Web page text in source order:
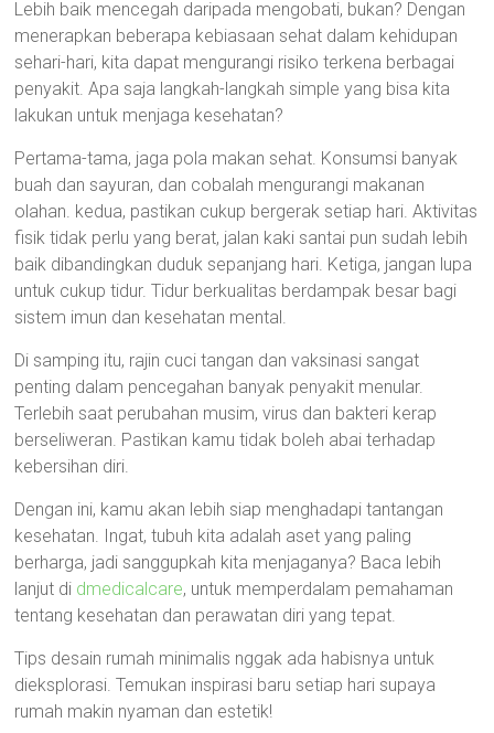
Lebih baik mencegah daripada mengobati, bukan? Dengan
menerapkan beberapa kebiasaan sehat dalam kehidupan
sehari-hari, kita dapat mengurangi risiko terkena berbagai
penyakit. Apa saja langkah-langkah simple yang bisa kita
lakukan untuk menjaga kesehatan?
Pertama-tama, jaga pola makan sehat. Konsumsi banyak
buah dan sayuran, dan cobalah mengurangi makanan
olahan. kedua, pastikan cukup bergerak setiap hari. Aktivitas
fisik tidak perlu yang berat, jalan kaki santai pun sudah lebih
baik dibandingkan duduk sepanjang hari. Ketiga, jangan lupa
untuk cukup tidur. Tidur berkualitas berdampak besar bagi
sistem imun dan kesehatan mental.
Di samping itu, rajin cuci tangan dan vaksinasi sangat
penting dalam pencegahan banyak penyakit menular.
Terlebih saat perubahan musim, virus dan bakteri kerap
berseliweran. Pastikan kamu tidak boleh abai terhadap
kebersihan diri.
Dengan ini, kamu akan lebih siap menghadapi tantangan
kesehatan. Ingat, tubuh kita adalah aset yang paling
berharga, jadi sanggupkah kita menjaganya? Baca lebih
lanjut di dmedicalcare, untuk memperdalam pemahaman
tentang kesehatan dan perawatan diri yang tepat.
Tips desain rumah minimalis nggak ada habisnya untuk
dieksplorasi. Temukan inspirasi baru setiap hari supaya
rumah makin nyaman dan estetik!